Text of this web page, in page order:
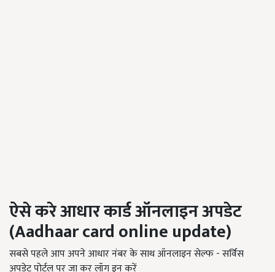
ऐसे करे आधार कार्डऑनलाइन अपडेट
(Aadhaar card online update)
सबसे पहले आप अपने आधार नंबर के साथ ऑनलाइन सेल्फ - सर्विस
अपडेट पोर्टल पर जा कर लॉग इन करें